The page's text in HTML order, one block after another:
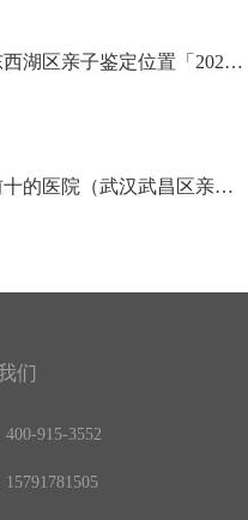
丁为民先进事迹（武汉东西湖区亲子鉴定位置「2023最美基层民警」丁其刚：群众的幸福安宁是我不懈追求的目标武汉市公安局2024-02-12 06:50武汉市公安局2024-02-12 06:50）
杭州亲子鉴定中心排名前十的医院（武汉武昌区亲子鉴定多少钱杭州亲子鉴定需要多少钱（价格详情汇总））
们
400-915-3552